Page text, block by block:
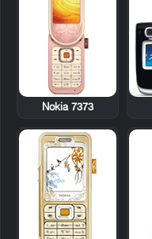
Nokia 7373